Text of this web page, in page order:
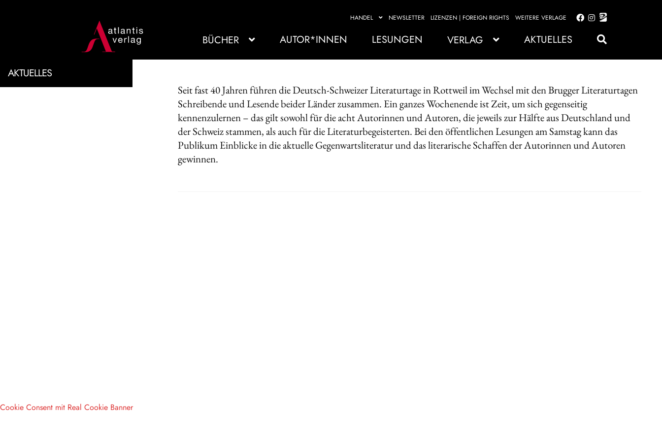
HANDEL NEWSLETTER LIZENZEN | FOREIGN RIGHTS WEITERE VERLAGE
Zur
springen
Zum
springen
BÜCHER AUTOR*INNEN LESUNGEN VERLAG AKTUELLES
AKTUELLES
Seit fast 40 Jahren führen die Deutsch-Schweizer Literaturtage in Rottweil im Wechsel mit den Brugger Literaturtagen
Schreibende und Lesende beider Länder zusammen. Ein ganzes Wochenende ist Zeit, um sich gegenseitig
kennenzulernen – das gilt sowohl für die acht Autorinnen und Autoren, die jeweils zur Hälfte aus Deutschland und
der Schweiz stammen, als auch für die Literaturbegeisterten. Bei den öffentlichen Lesungen am Samstag kann das
Publikum Einblicke in die aktuelle Gegenwartsliteratur und das literarische Schaffen der Autorinnen und Autoren
gewinnen.
Cookie Consent mit Real Cookie Banner